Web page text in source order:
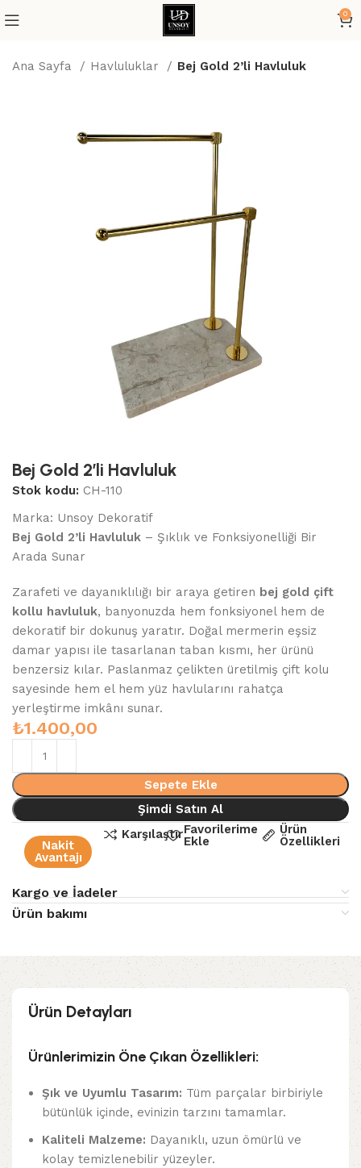
0
Ana Sayfa Havluluklar Bej Gold 2’li Havluluk
Bej Gold 2’li Havluluk
Stok kodu: CH-110
Marka: Unsoy Dekoratif
Bej Gold 2’li Havluluk – Şıklık ve Fonksiyonelliği Bir
Arada Sunar
Zarafeti ve dayanıklılığı bir araya getiren bej gold çift
kollu havluluk, banyonuzda hem fonksiyonel hem de
dekoratif bir dokunuş yaratır. Doğal mermerin eşsiz
damar yapısı ile tasarlanan taban kısmı, her ürünü
benzersiz kılar. Paslanmaz çelikten üretilmiş çift kolu
sayesinde hem el hem yüz havlularını rahatça
yerleştirme imkânı sunar.
₺1.400,00
Sepete Ekle
Şimdi Satın Al
Nakit
Avantajı
KarşılaştırFavorilerime
Ekle
Ürün
Özellikleri
Kargo ve İadeler
Ürün bakımı
Ürün Detayları
Ürünlerimizin Öne Çıkan Özellikleri:
Şık ve Uyumlu Tasarım: Tüm parçalar birbiriyle
bütünlük içinde, evinizin tarzını tamamlar.
Kaliteli Malzeme: Dayanıklı, uzun ömürlü ve
kolay temizlenebilir yüzeyler.